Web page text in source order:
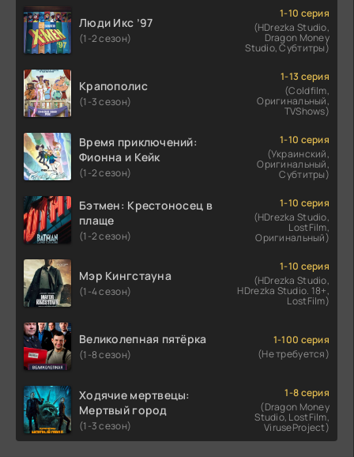
Люди Икс ’97
(1-2 сезон)
1-10 серия
(HDrezka Studio,
Dragon Money
Studio, Субтитры)
Крапополис
(1-3 сезон)
1-13 серия
(Coldfilm,
Оригинальный,
TVShows)
Время приключений:
Фионна и Кейк
(1-2 сезон)
1-10 серия
(Украинский,
Оригинальный,
Субтитры)
Бэтмен: Крестоносец в
плаще
(1-2 сезон)
1-10 серия
(HDrezka Studio,
LostFilm,
Оригинальный)
Мэр Кингстауна
(1-4 сезон)
1-10 серия
(HDrezka Studio,
HDrezka Studio. 18+,
LostFilm)
Великолепная пятёрка
(1-8 сезон)
1-100 серия
(Не требуется)
Ходячие мертвецы:
Мертвый город
(1-3 сезон)
1-8 серия
(Dragon Money
Studio, LostFilm,
ViruseProject)